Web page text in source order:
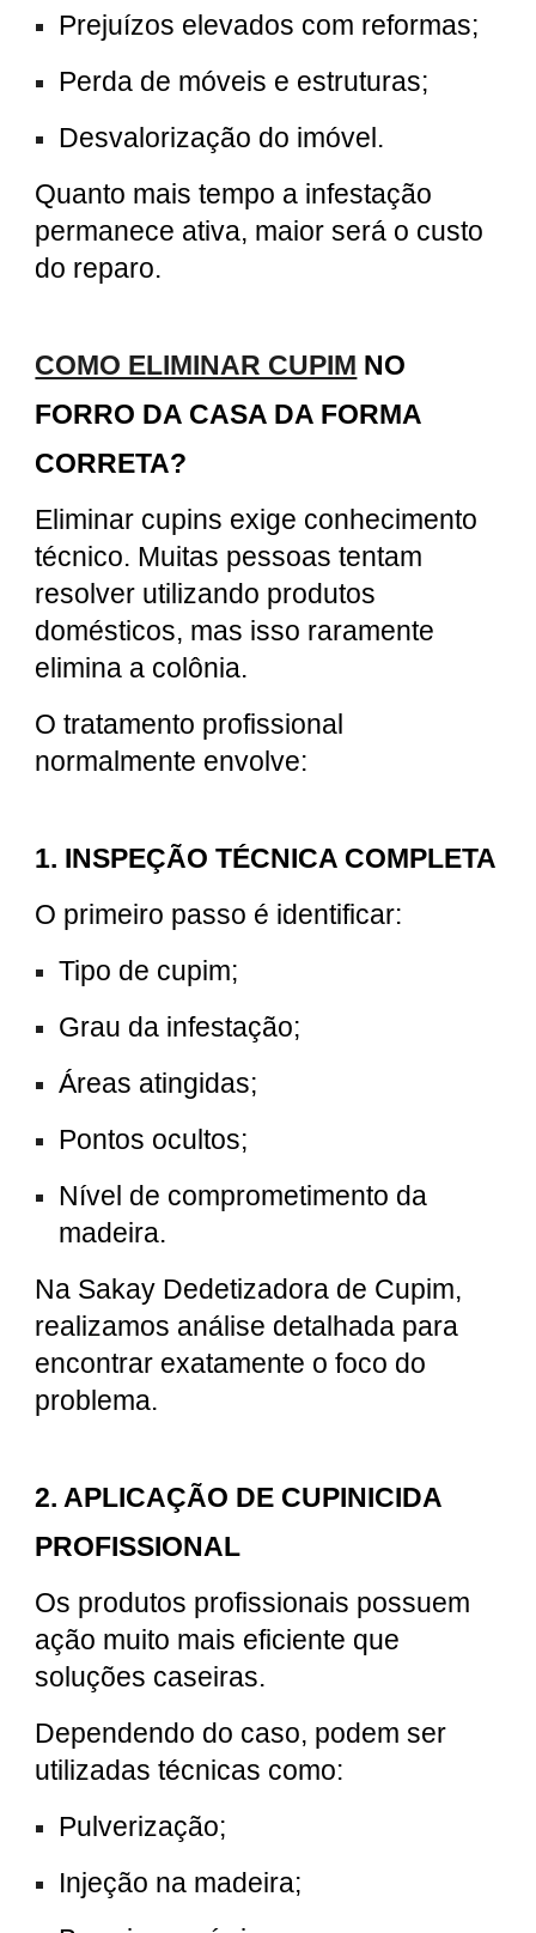
Prejuízos elevados com reformas;
Perda de móveis e estruturas;
Desvalorização do imóvel.
Quanto mais tempo a infestação
permanece ativa, maior será o custo
do reparo.
COMO ELIMINAR CUPIM NO
FORRO DA CASA DA FORMA
CORRETA?
Eliminar cupins exige conhecimento
técnico. Muitas pessoas tentam
resolver utilizando produtos
domésticos, mas isso raramente
elimina a colônia.
O tratamento profissional
normalmente envolve:
1. INSPEÇÃO TÉCNICA COMPLETA
O primeiro passo é identificar:
Tipo de cupim;
Grau da infestação;
Áreas atingidas;
Pontos ocultos;
Nível de comprometimento da
madeira.
Na Sakay Dedetizadora de Cupim,
realizamos análise detalhada para
encontrar exatamente o foco do
problema.
2. APLICAÇÃO DE CUPINICIDA
PROFISSIONAL
Os produtos profissionais possuem
ação muito mais eficiente que
soluções caseiras.
Dependendo do caso, podem ser
utilizadas técnicas como:
Pulverização;
Injeção na madeira;